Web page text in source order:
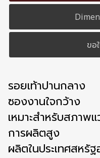
ขอ
รอยเท้าปานกลาง
ซองงานใจกว้าง
เหมาะสำหรับสภาพ
การผลิตสูง
ผลิตในประเทศสหรัฐ